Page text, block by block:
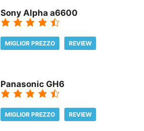
Sony Alpha a6600
MIGLIOR PREZZO REVIEW
Panasonic GH6
MIGLIOR PREZZO REVIEW